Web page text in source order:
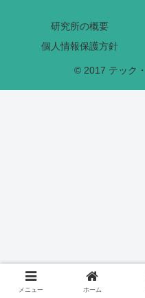
研究所の概要
個人情報保護方針
© 2017 テック
メニュー ホーム